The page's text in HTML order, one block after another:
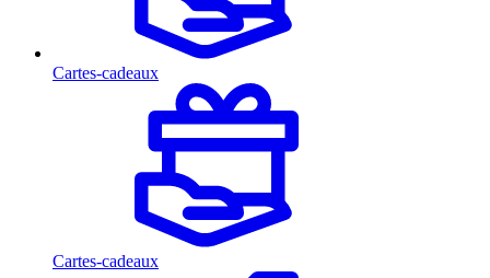
Cartes-cadeaux
Cartes-cadeaux